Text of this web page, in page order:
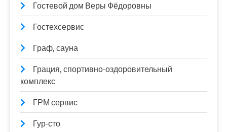
Гостевой дом Веры Фёдоровны
Гостехсервис
Граф, сауна
Грация, спортивно-оздоровительный
комплекс
ГРМ сервис
Гур-сто